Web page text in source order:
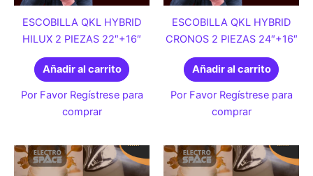
ESCOBILLA QKL HYBRID
HILUX 2 PIEZAS 22″+16″
Añadir al carrito
Por Favor Regístrese para
comprar
ESCOBILLA QKL HYBRID
CRONOS 2 PIEZAS 24″+16″
Añadir al carrito
Por Favor Regístrese para
comprar